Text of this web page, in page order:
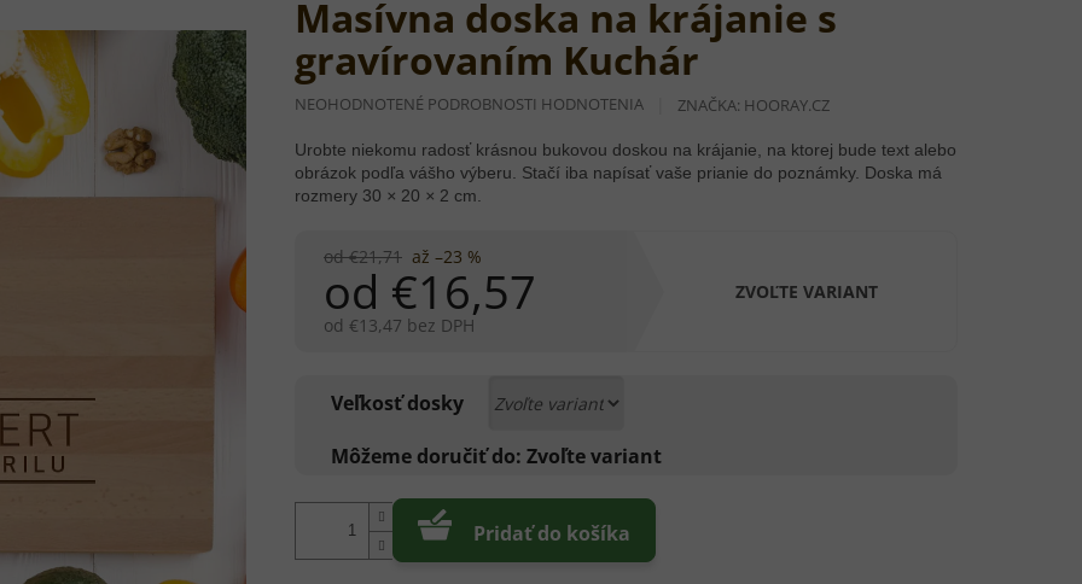
Masívna doska na krájanie s
gravírovaním Kuchár
PRIEMERNÉ
PRODUKTU
JE
0,0
Z
HVIEZDIČIEK.
NEOHODNOTENÉ PODROBNOSTI HODNOTENIA ZNAČKA: HOORAY.CZ
od €21,71 až –23 %
od €16,57
od €13,47 bez DPH
ZVOĽTE VARIANT
Veľkosť dosky
Môžeme doručiť do: Zvoľte variant
Pridať do košíka
Urobte niekomu radosť krásnou bukovou doskou na krájanie, na ktorej bude text alebo
obrázok podľa vášho výberu. Stačí iba napísať vaše prianie do poznámky. Doska má
rozmery 30 × 20 × 2 cm.